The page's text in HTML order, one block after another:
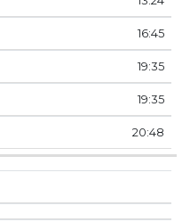
16:45
19:35
19:35
20:48